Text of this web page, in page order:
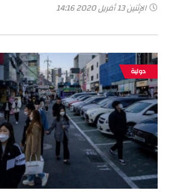
الإثنين 13 أفريل 2020 14:16
دولية